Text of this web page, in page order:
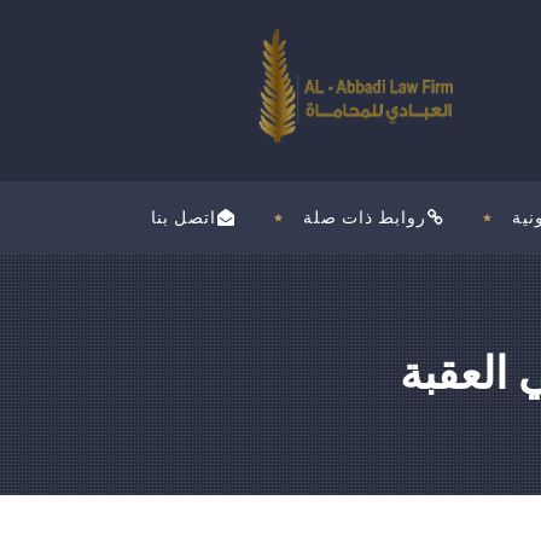
اتصل بنا روابط ذات صلة